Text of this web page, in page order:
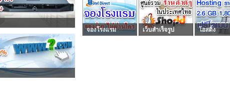
จองโรงแรม เว็บสำเร็จรูป โฮสติ้ง